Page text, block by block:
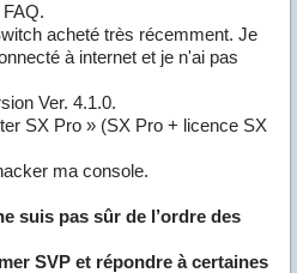
FAQ.
acheté très récemment. Je
à internet et je n'ai pas
Ver. 4.1.0.
SX Pro » (SX Pro + licence SX
ma console.
suis pas sûr de l’ordre des
SVP et répondre à certaines